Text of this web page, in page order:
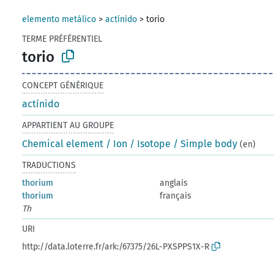
elemento metálico >actínido >torio
TERME PRÉFÉRENTIEL
torio
CONCEPT GÉNÉRIQUE
actínido
APPARTIENT AU GROUPE
Chemical element / Ion / Isotope / Simple body (en)
TRADUCTIONS
thorium
anglais
thorium
français
Th
URI
http://data.loterre.fr/ark:/67375/26L-PXSPPS1X-R